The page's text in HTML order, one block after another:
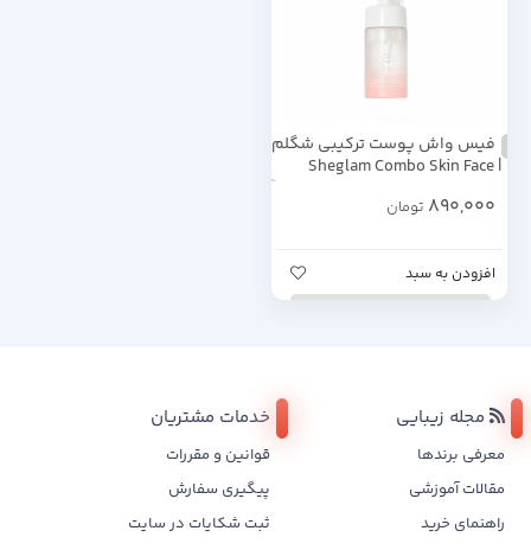
فیس واش پوست ترکیبی شگلم
| Sheglam Combo Skin Face
890,000 تومان
افزودن به سبد
مجله زیبایی
معرفی برندها
مقالات آموزشی
راهنمای خرید
خدمات مشتریان
قوانین و مقررات
پیگیری سفارش
ثبت شکایات در سایت